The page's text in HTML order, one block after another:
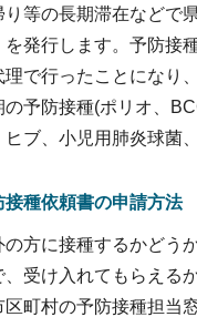
り等の長期滞在などで
を発行します。予防接
理で行ったことになり
の予防接種(ポリオ、
ヒブ、小児用肺炎球菌
接種依頼書の申請方法
の方に接種するかどう
、受け入れてもらえる
区町村の予防接種担当